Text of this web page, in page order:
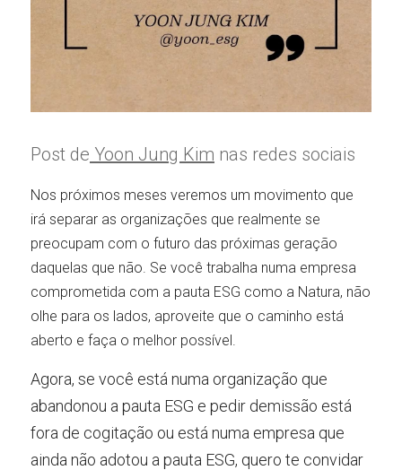
Post de Yoon Jung Kim nas redes sociais
Nos próximos meses veremos um movimento que
irá separar as organizações que realmente se
preocupam com o futuro das próximas geração
daquelas que não. Se você trabalha numa empresa
comprometida com a pauta ESG como a Natura, não
olhe para os lados, aproveite que o caminho está
aberto e faça o melhor possível.
Agora, se você está numa organização que
abandonou a pauta ESG e pedir demissão está
fora de cogitação ou está numa empresa que
ainda não adotou a pauta ESG, quero te convidar